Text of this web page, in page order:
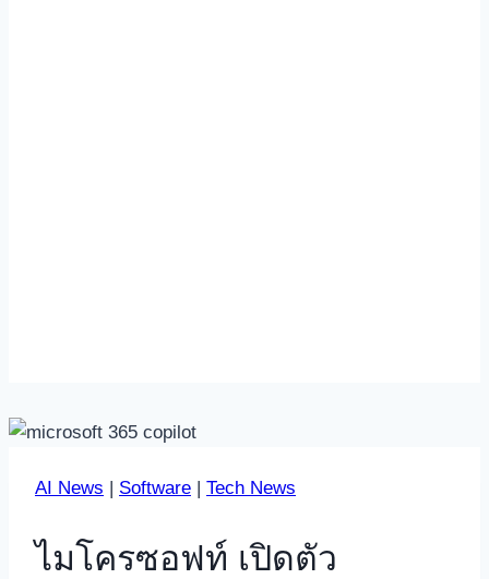
AI News | Software | Tech News
ไมโครซอฟท์ เปิดตัว